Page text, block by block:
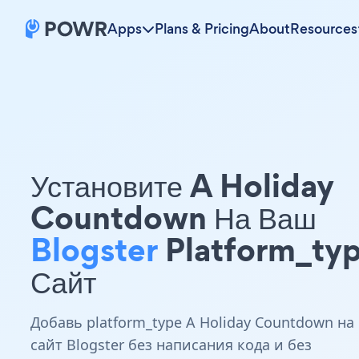
Apps Plans & PricingAboutResources
Установите A Holiday
Countdown На Ваш
Blogster
Сайт
Добавь platform_type A Holiday Countdown на
сайт Blogster без написания кода и без